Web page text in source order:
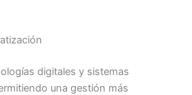
digitales y sistemas
una gestión más